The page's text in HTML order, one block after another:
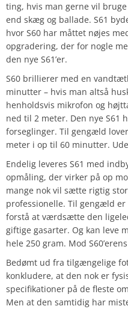
ting, hvis man gerne vil
end skæg og ballade. S61
hvor S60 har måttet nøjes
opgradering, der for nogle
den nye S61’er.
S60 brillierer med en
minutter – hvis man altså
henholdsvis mikrofon og
ned til 2 meter. Den nye S61
forseglinger. Til gengæld
meter i op til 60 minutter.
Endelig leveres S61 med
opmåling, der virker på op
mange nok vil sætte rigtig
professionelle. Til gengæld
forstå at værdsætte den
giftige gasarter. Og kan leve
hele 250 gram. Mod
Bedømt ud fra tilgængelige
konkludere, at den nok er
specifikationer på de fleste
Men at den samtidig har